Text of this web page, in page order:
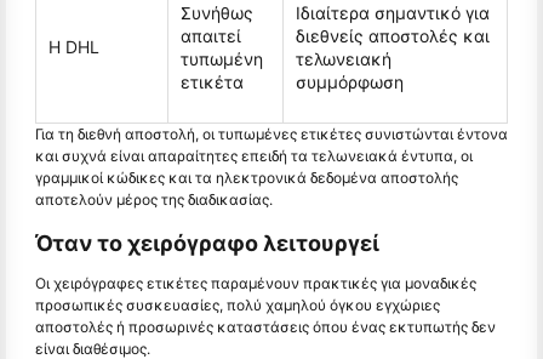
Η DHL
Συνήθως
απαιτεί
τυπωμένη
ετικέτα
Ιδιαίτερα σημαντικό για
διεθνείς αποστολές και
τελωνειακή
συμμόρφωση
Για τη διεθνή αποστολή, οι τυπωμένες ετικέτες συνιστώνται έντονα
και συχνά είναι απαραίτητες επειδή τα τελωνειακά έντυπα, οι
γραμμικοί κώδικες και τα ηλεκτρονικά δεδομένα αποστολής
αποτελούν μέρος της διαδικασίας.
Όταν το χειρόγραφο λειτουργεί
Οι χειρόγραφες ετικέτες παραμένουν πρακτικές για μοναδικές
προσωπικές συσκευασίες, πολύ χαμηλού όγκου εγχώριες
αποστολές ή προσωρινές καταστάσεις όπου ένας εκτυπωτής δεν
είναι διαθέσιμος.